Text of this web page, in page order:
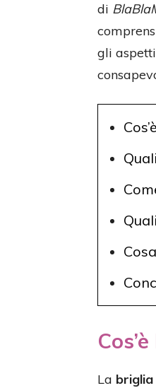
di
gli
La